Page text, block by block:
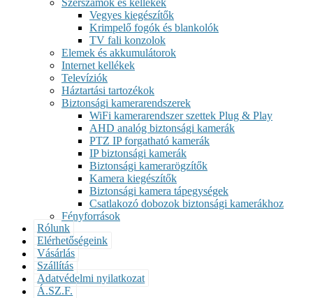
Vegyes kiegészítők
Krimpelő fogók és blankolók
TV fali konzolok
Elemek és akkumulátorok
Internet kellékek
Televíziók
Háztartási tartozékok
Biztonsági kamerarendszerek
WiFi kamerarendszer szettek Plug & Play
AHD analóg biztonsági kamerák
PTZ IP forgatható kamerák
IP biztonsági kamerák
Biztonsági kamerarögzítők
Kamera kiegészítők
Biztonsági kamera tápegységek
Csatlakozó dobozok biztonsági kamerákhoz
Fényforrások
Rólunk
Elérhetőségeink
Vásárlás
Szállítás
Adatvédelmi nyilatkozat
Á.SZ.F.